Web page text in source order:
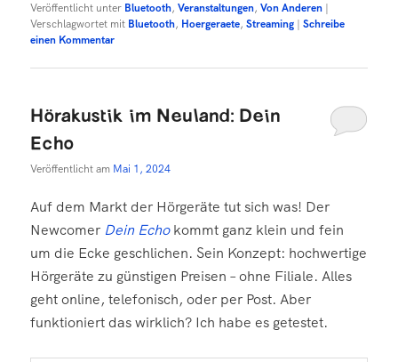
Veröffentlicht unter Bluetooth,Veranstaltungen,Von Anderen |
Verschlagwortet mit Bluetooth, Hoergeraete,Streaming |Schreibe
einen Kommentar
Hörakustik im Neuland: Dein
Echo
Veröffentlicht am Mai 1, 2024
Auf dem Markt der Hörgeräte tut sich was! Der
Newcomer Dein Echokommt ganz klein und fein
um die Ecke geschlichen. Sein Konzept: hochwertige
Hörgeräte zu günstigen Preisen – ohne Filiale. Alles
geht online, telefonisch, oder per Post. Aber
funktioniert das wirklich? Ich habe es getestet.